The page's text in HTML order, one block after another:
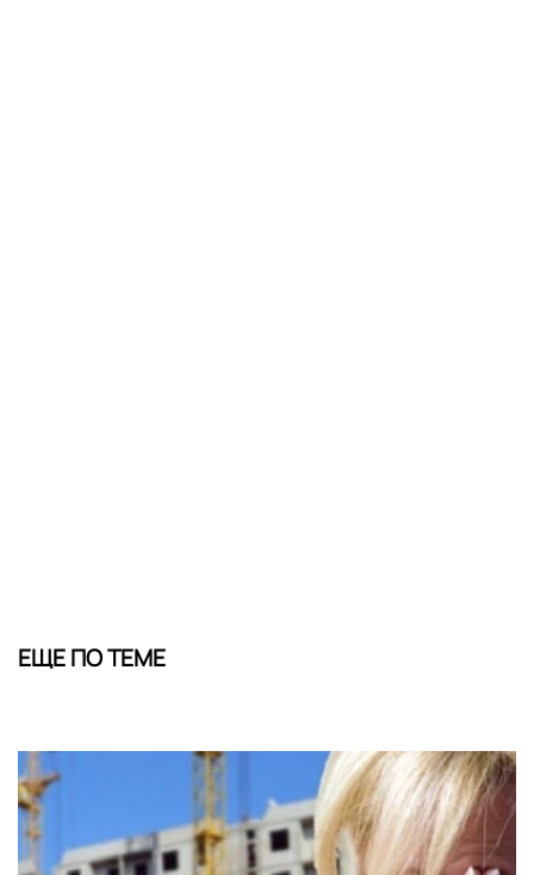
ЕЩЕ ПО ТЕМЕ